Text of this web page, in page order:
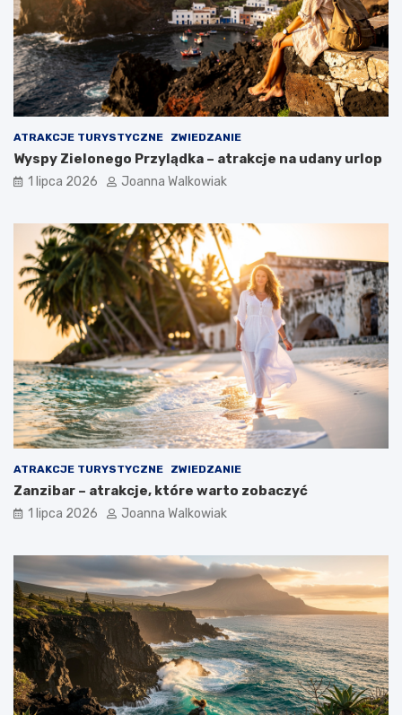
ATRAKCJE TURYSTYCZNE ZWIEDZANIE
Wyspy Zielonego Przylądka – atrakcje na udany urlop
1 lipca 2026 Joanna Walkowiak
ATRAKCJE TURYSTYCZNE ZWIEDZANIE
Zanzibar – atrakcje, które warto zobaczyć
1 lipca 2026 Joanna Walkowiak